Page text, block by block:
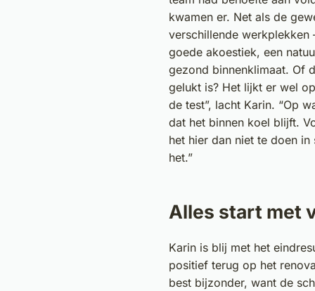
kwamen er. Net als de
verschillende werkplekken
goede akoestiek, een
gezond binnenklimaat. Of
gelukt is? Het lijkt er wel
de test”, lacht Karin. “Op
dat het binnen koel blijft.
het hier dan niet te doen
het.”
Alles start met
Karin is blij met het
positief terug op het
best bijzonder, want de